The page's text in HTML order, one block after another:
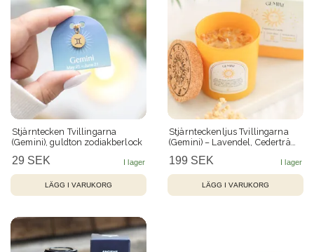
Stjärntecken Tvillingarna
(Gemini), guldton zodiakberlock
29 SEK
Stjärnteckenljus Tvillingarna
(Gemini) – Lavendel, Cederträ
199 SEK